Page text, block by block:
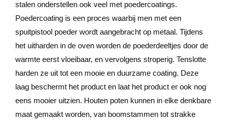
stalen onderstellen ook veel met poedercoatings.
Poedercoating is een proces waarbij men met een
spuitpistool poeder wordt aangebracht op metaal. Tijdens
het uitharden in de oven worden de poederdeeltjes door de
warmte eerst vloeibaar, en vervolgens stroperig. Tenslotte
harden ze uit tot een mooie en duurzame coating. Deze
laag beschermt het product en laat het product er ook nog
eens mooier uitzien. Houten poten kunnen in elke denkbare
maat gemaakt worden, van boomstammen tot strakke